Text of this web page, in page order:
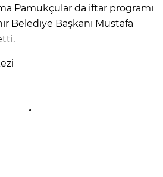
Pamukçular da iftar programı
Belediye Başkanı Mustafa